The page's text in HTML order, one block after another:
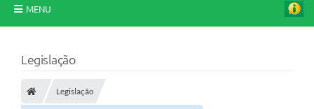
MENU
Transparência
Legislação
Legislação
Legislação